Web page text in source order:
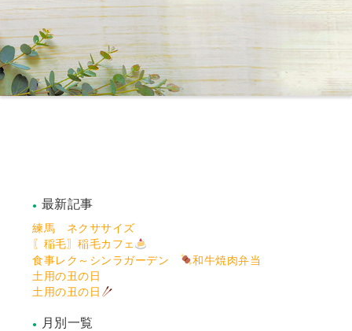
最新記事
練馬 ネクササイズ
〖稲毛〗稲毛カフェ
食事レク～シンラガーデン
和牛焼肉弁当
土用の丑の日
土用の丑の日
月別一覧